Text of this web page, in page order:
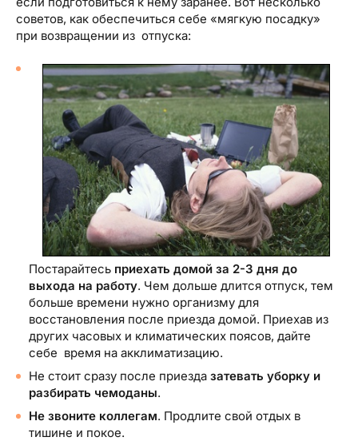
советов, как обеспечиться себе «мягкую посадку»
при возвращении из отпуска:
Постарайтесь приехать домой за 2-3 дня до
выхода на работу. Чем дольше длится отпуск, тем
больше времени нужно организму для
восстановления после приезда домой. Приехав из
других часовых и климатических поясов, дайте
себе время на акклиматизацию.
Не стоит сразу после приезда затевать уборку и
разбирать чемоданы.
Не звоните коллегам. Продлите свой отдых в
тишине и покое.